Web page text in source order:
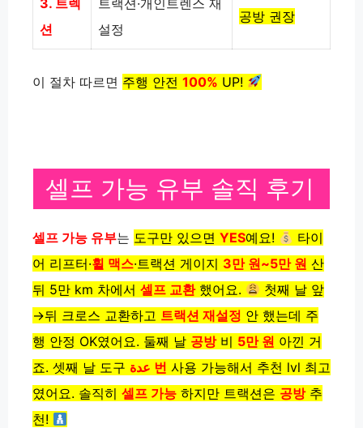
션
설정
공방 권장
이 절차 따르면 주행 안전 100% UP!
셀프 가능 유부 솔직 후기
셀프 가능 유부는 도구만 있으면 YES예요!
타이
어 리프터·휠 맥스·트랙션 게이지 3만 원~5만 원 산
뒤 5만 km 차에서 셀프 교환했어요. 첫째 날 앞
→뒤 크로스 교환하고 트랙션 재설정 안 했는데 주
행 안정 OK였어요. 둘째 날 공방비 5만 원 아낀 거
죠. 셋째 날 도구 عدة 번 사용 가능해서 추천 lvl 최고
였어요. 솔직히 셀프 가능 하지만 트랙션은 공방추
천!